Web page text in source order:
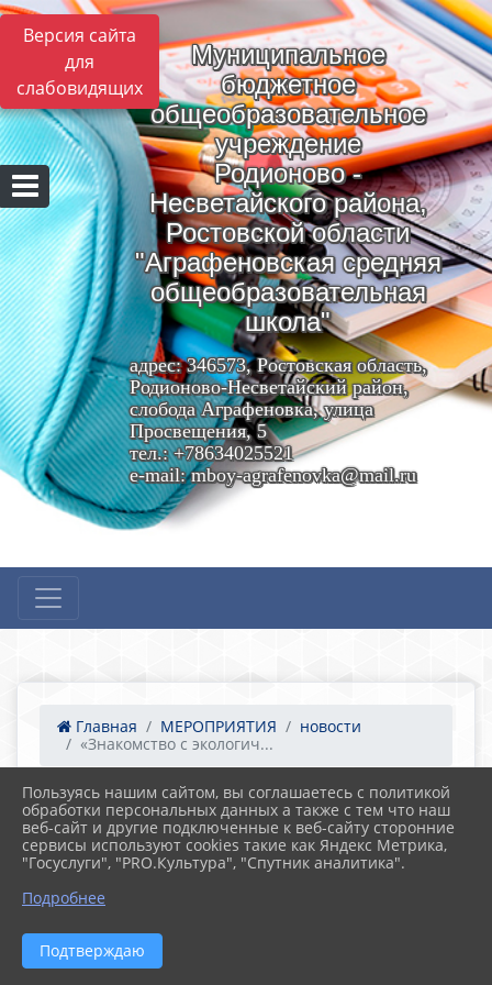
Версия сайта
для
слабовидящих
Муниципальное
бюджетное
общеобразовательное
учреждение
Родионово -
Несветайского района,
Ростовской области
"Аграфеновская средняя
общеобразовательная
школа"
адрес: 346573, Ростовская область,
Родионово-Несветайский район,
слобода Аграфеновка, улица
Просвещения, 5
тел.: +78634025521
e-mail: mboy-agrafenovka@mail.ru
Главная МЕРОПРИЯТИЯ
новости
«Знакомство с экологич...
24.04.2023 10:27 17
«Знакомство с экологическими героями»-
экологический урок.
Пользуясь нашим сайтом, вы соглашаетесь с политикой
обработки персональных данных а также с тем что наш
веб-сайт и другие подключенные к веб-сайту сторонние
сервисы используют cookies такие как Яндекс Метрика,
"Госуслуги", "PRO.Культура", "Спутник аналитика".
Подробнее
Подтверждаю